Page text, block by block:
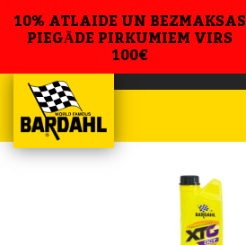
10% ATLAIDE UN BEZMAKSAS
PIEGĀDE PIRKUMIEM VIRS
100€